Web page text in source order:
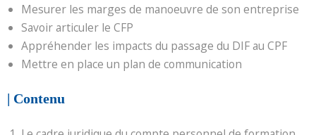
Mesurer les marges de manoeuvre de son entreprise
Savoir articuler le CFP
Appréhender les impacts du passage du DIF au CPF
Mettre en place un plan de communication
| Contenu